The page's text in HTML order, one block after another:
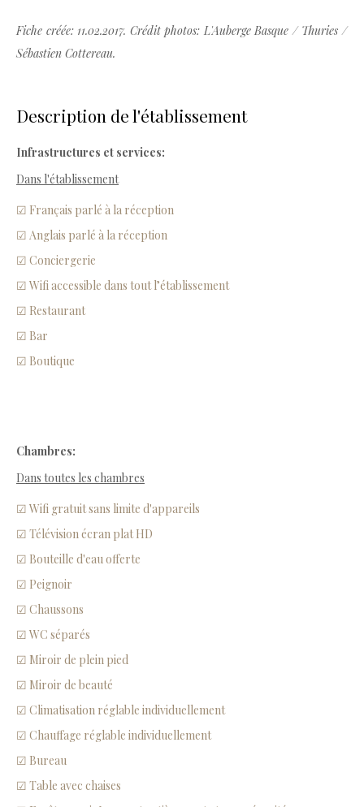
Fiche créée: 11.02.2017. Crédit photos: L'Auberge Basque / Thuries /
Sébastien Cottereau.
Description de l'établissement
Infrastructures et services:
Dans l'établissement
☑ Français parlé à la réception
☑ Anglais parlé à la réception
☑ Conciergerie
☑ Wifi accessible dans tout l’établissement
☑ Restaurant
☑ Bar
☑ Boutique
Chambres:
Dans toutes les chambres
☑ Wifi gratuit sans limite d'appareils
☑ Télévision écran plat HD
☑ Bouteille d'eau offerte
☑ Peignoir
☑ Chaussons
☑ WC séparés
☑ Miroir de plein pied
☑ Miroir de beauté
☑ Climatisation réglable individuellement
☑ Chauffage réglable individuellement
☑ Bureau
☑ Table avec chaises